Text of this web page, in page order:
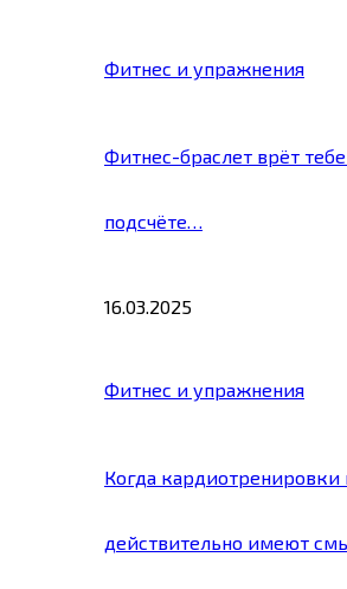
Фитнес и упражнения
Фитнес-браслет врёт
подсчёте…
16.03.2025
Фитнес и упражнения
Когда кардиотренировки
действительно имеют